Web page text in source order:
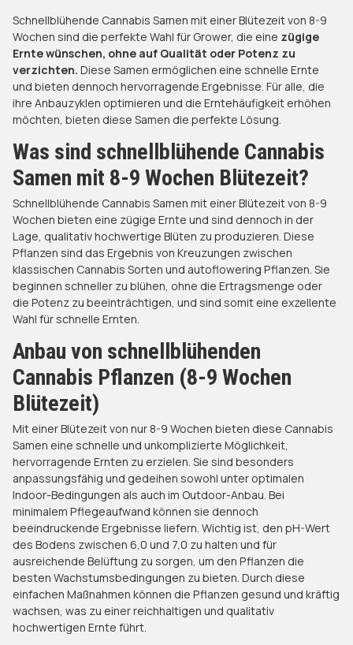
Schnellblühende Cannabis Samen mit einer Blütezeit von 8-9
Wochen sind die perfekte Wahl für Grower, die eine zügige
Ernte wünschen, ohne auf Qualität oder Potenz zu
verzichten. Diese Samen ermöglichen eine schnelle Ernte
und bieten dennoch hervorragende Ergebnisse. Für alle, die
ihre Anbauzyklen optimieren und die Erntehäufigkeit erhöhen
möchten, bieten diese Samen die perfekte Lösung.
Was sind schnellblühende Cannabis
Samen mit 8-9 Wochen Blütezeit?
Schnellblühende Cannabis Samen mit einer Blütezeit von 8-9
Wochen bieten eine zügige Ernte und sind dennoch in der
Lage, qualitativ hochwertige Blüten zu produzieren. Diese
Pflanzen sind das Ergebnis von Kreuzungen zwischen
klassischen Cannabis Sorten und autoflowering Pflanzen. Sie
beginnen schneller zu blühen, ohne die Ertragsmenge oder
die Potenz zu beeinträchtigen, und sind somit eine exzellente
Wahl für schnelle Ernten.
Anbau von schnellblühenden
Cannabis Pflanzen (8-9 Wochen
Blütezeit)
Mit einer Blütezeit von nur 8-9 Wochen bieten diese Cannabis
Samen eine schnelle und unkomplizierte Möglichkeit,
hervorragende Ernten zu erzielen. Sie sind besonders
anpassungsfähig und gedeihen sowohl unter optimalen
Indoor-Bedingungen als auch im Outdoor-Anbau. Bei
minimalem Pflegeaufwand können sie dennoch
beeindruckende Ergebnisse liefern. Wichtig ist, den pH-Wert
des Bodens zwischen 6,0 und 7,0 zu halten und für
ausreichende Belüftung zu sorgen, um den Pflanzen die
besten Wachstumsbedingungen zu bieten. Durch diese
einfachen Maßnahmen können die Pflanzen gesund und kräftig
wachsen, was zu einer reichhaltigen und qualitativ
hochwertigen Ernte führt.